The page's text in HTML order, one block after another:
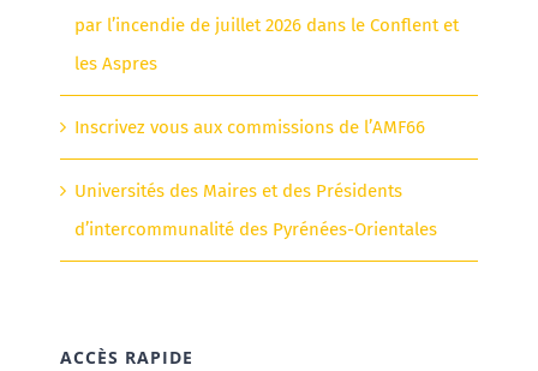
par l’incendie de juillet 2026 dans le Conflent et
les Aspres
Inscrivez vous aux commissions de l’AMF66
Universités des Maires et des Présidents
d’intercommunalité des Pyrénées-Orientales
ACCÈS RAPIDE